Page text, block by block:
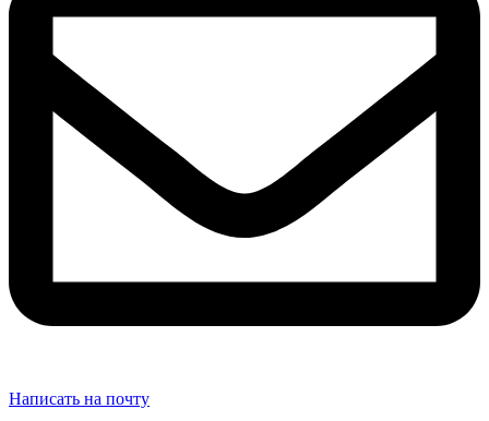
Написать на почту